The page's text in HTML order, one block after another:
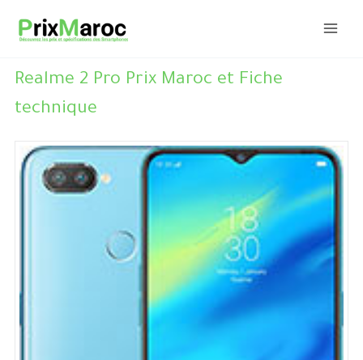
Realme 2 Pro Prix Maroc et Fiche
technique